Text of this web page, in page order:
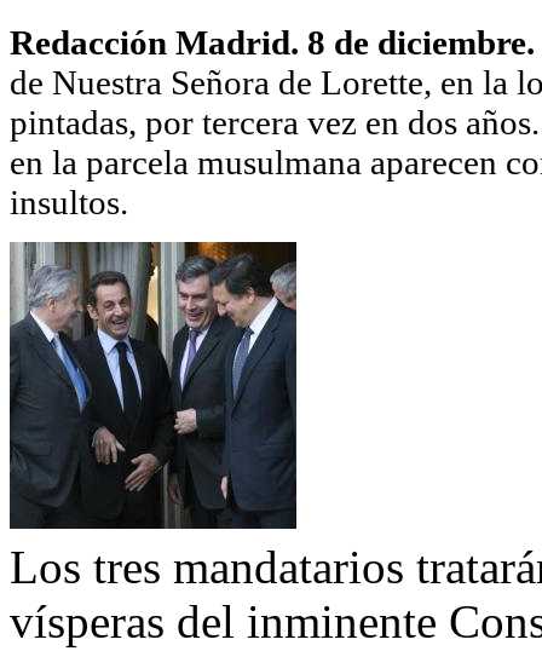
Redacción Madrid. 8 de diciembre.
de Nuestra Señora de Lorette, en la
pintadas, por tercera vez en dos
en la parcela musulmana aparecen
insultos.
Los tres mandatarios
vísperas del inminente